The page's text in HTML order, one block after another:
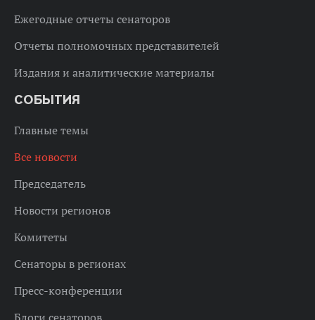
Ежегодные отчеты сенаторов
Отчеты полномочных представителей
Издания и аналитические материалы
СОБЫТИЯ
Главные темы
Все новости
Председатель
Новости регионов
Комитеты
Сенаторы в регионах
Пресс-конференции
Блоги сенаторов